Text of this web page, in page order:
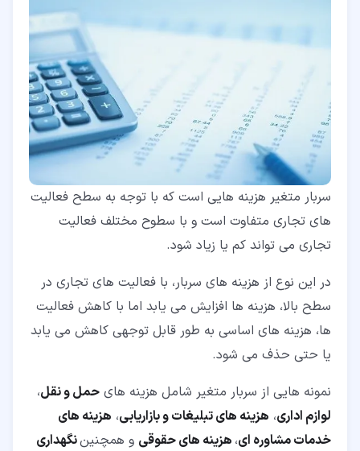
سربار متغیر هزینه هایی است که با توجه به سطح فعالیت
های تجاری متفاوت است و با سطوح مختلف فعالیت
تجاری می تواند کم یا زیاد شود.
در این نوع از هزینه های سربار، با فعالیت های تجاری در
سطح بالا، هزینه ها افزایش می یابد اما با کاهش فعالیت
ها، هزینه های اساسی به طور قابل توجهی کاهش می یابد
یا حتی حذف می شود.
نمونه هایی از سربار متغیر شامل هزینه های حمل و نقل،
لوازم اداری، هزینه های تبلیغات و بازاریابی، هزینه های
خدمات مشاوره ای، هزینه های حقوقی و همچنیننگهداری